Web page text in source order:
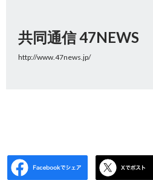
共同通信 47NEWS
http://www.47news.jp/